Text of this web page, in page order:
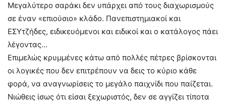
Μεγαλύτερο σαράκι δεν υπάρχει από τους διαχωρισμούς
σε έναν «επιούσιο» κλάδο. Πανεπιστημιακοί και
ΕΣΥτζήδες, ειδικευόμενοι και ειδικοί και ο κατάλογος πάει
λέγοντας…
Επιμελώς κρυμμένες κάτω από πολλές πέτρες βρίσκονται
οι λογικές που δεν επιτρέπουν να δεις το κύριο κάθε
φορά, να αναγνωρίσεις το μεγάλο παιχνίδι που παίζεται.
Νιώθεις ίσως ότι είσαι ξεχωριστός, δεν σε αγγίζει τίποτα